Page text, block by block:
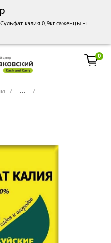
калия 0,9кг саженцы –
0
...